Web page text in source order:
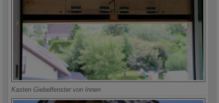
Kasten Giebelfenster von Innen